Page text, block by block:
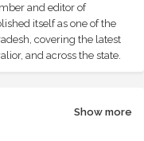
and editor of
itself as one of the
covering the latest
and across the state.
Show more